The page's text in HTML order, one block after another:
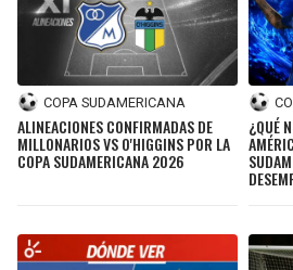
COPA SUDAMERICANA
ALINEACIONES CONFIRMADAS DE
MILLONARIOS VS O'HIGGINS POR LA
COPA SUDAMERICANA 2026
¿QUÉ